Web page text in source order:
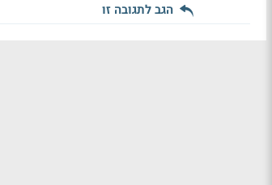
הגב לתגובה זו